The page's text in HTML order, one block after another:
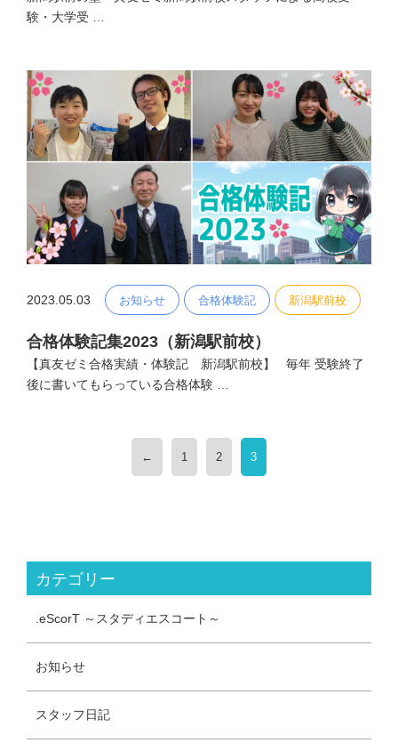
験・大学受 …
2023.05.03 お知らせ 合格体験記 新潟駅前校
合格体験記集2023（新潟駅前校）
【真友ゼミ合格実績・体験記 新潟駅前校】 毎年 受験終了
後に書いてもらっている合格体験 …
← 1 2 3
カテゴリー
.eScorT ～スタディエスコート～
お知らせ
スタッフ日記